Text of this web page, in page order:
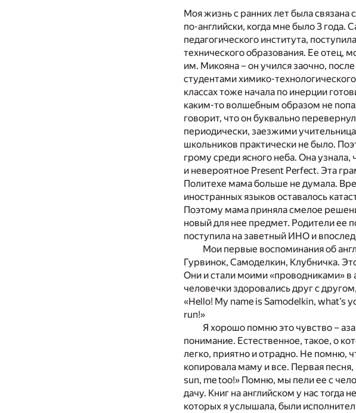
Моя жизнь с ранних лет была
по-английски, когда мне было 3
педагогического института,
технического образования. Ее отец,
им. Микояна – он учился заочно,
студентами химико-
классах тоже начала по инерции
каким-то волшебным образом не
говорит, что он буквально
периодически, заезжими
школьников практически не было.
грому среди ясного неба. Она
и невероятное Present Perfect. Эта
Политехе мама больше не думала.
иностранных языков оставалось
Поэтому мама приняла смелое
новый для нее предмет. Родители ее
поступила на заветный ИНО и
Мои первые воспоминания об
Гурвинок, Самоделкин, Клубничка.
Они и стали моими «проводниками» в
человечки здоровались друг с
«Hello! My name is Samodelkin, what’s
run!»
Я хорошо помню это чувство –
понимание. Естественное, такое, о
легко, приятно и отрадно. Не помню,
копировала маму и все. Первая
sun, me too!» Помню, мы пели ее с
дачу. Книг на английском у нас
которых я услышала, были